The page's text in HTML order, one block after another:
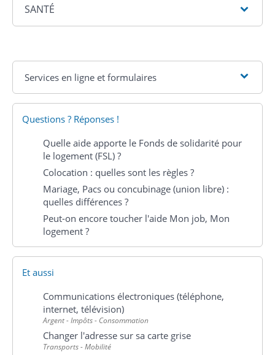
SANTÉ
Services en ligne et formulaires
Questions ? Réponses !
Quelle aide apporte le Fonds de solidarité pour
le logement (FSL) ?
Colocation : quelles sont les règles ?
Mariage, Pacs ou concubinage (union libre) :
quelles différences ?
Peut-on encore toucher l'aide Mon job, Mon
logement ?
Et aussi
Communications électroniques (téléphone,
internet, télévision)
Argent - Impôts - Consommation
Changer l'adresse sur sa carte grise
Transports - Mobilité